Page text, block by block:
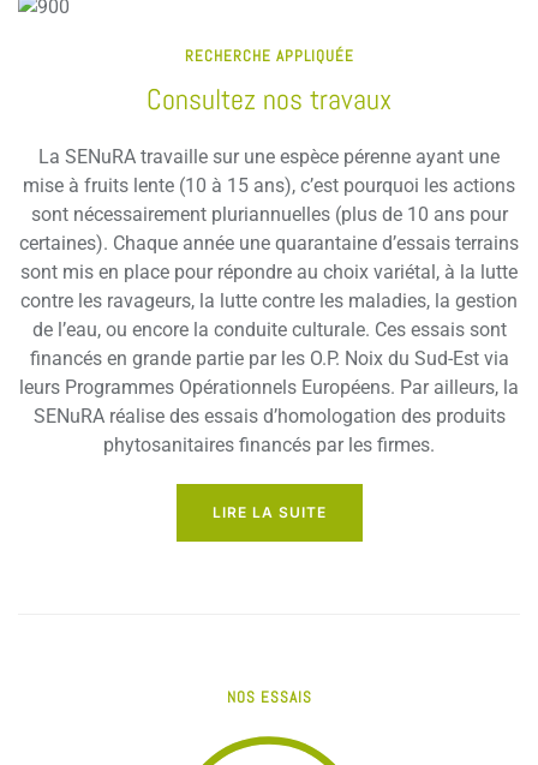
RECHERCHE APPLIQUÉE
Consultez nos travaux
La SENuRA travaille sur une espèce pérenne ayant une
mise à fruits lente (10 à 15 ans), c’est pourquoi les actions
sont nécessairement pluriannuelles (plus de 10 ans pour
certaines). Chaque année une quarantaine d’essais terrains
sont mis en place pour répondre au choix variétal, à la lutte
contre les ravageurs, la lutte contre les maladies, la gestion
de l’eau, ou encore la conduite culturale. Ces essais sont
financés en grande partie par les O.P. Noix du Sud-Est via
leurs Programmes Opérationnels Européens. Par ailleurs, la
SENuRA réalise des essais d’homologation des produits
phytosanitaires financés par les firmes.
LIRE LA SUITE
NOS ESSAIS